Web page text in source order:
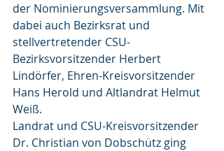
der Nominierungsversammlung. Mit
dabei auch Bezirksrat und
stellvertretender CSU-
Bezirksvorsitzender Herbert
Lindörfer, Ehren-Kreisvorsitzender
Hans Herold und Altlandrat Helmut
Weiß.
Landrat und CSU-Kreisvorsitzender
Dr. Christian von Dobschütz ging